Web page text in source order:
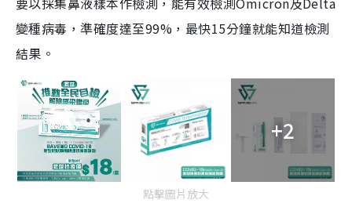
變種病毒，準確度達至99%，最快15分鐘就能知道檢測
結果。
+2
點擊圖片放大